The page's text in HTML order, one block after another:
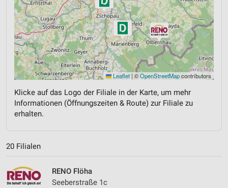
Leaflet | ©OpenStreetMapcontributors
Klicke auf das Logo der Filiale in der Karte, um mehr
Informationen (Öffnungszeiten & Route) zur Filiale zu
erhalten.
20 Filialen
RENO Flöha
Seeberstraße 1c